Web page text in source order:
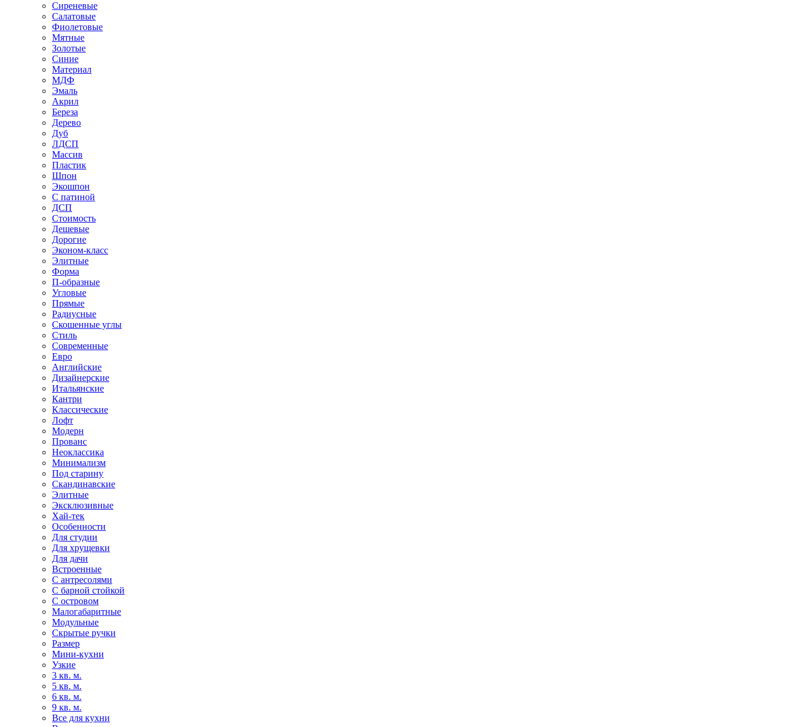
Сиреневые
Салатовые
Фиолетовые
Мятные
Золотые
Синие
Материал
МДФ
Эмаль
Акрил
Береза
Дерево
Дуб
ЛДСП
Массив
Пластик
Шпон
Экошпон
С патиной
ДСП
Стоимость
Дешевые
Дорогие
Эконом-класс
Элитные
Форма
П-образные
Угловые
Прямые
Радиусные
Скошенные углы
Стиль
Современные
Евро
Английские
Дизайнерские
Итальянские
Кантри
Классические
Лофт
Модерн
Прованс
Неоклассика
Минимализм
Под старину
Скандинавские
Элитные
Эксклюзивные
Хай-тек
Особенности
Для студии
Для хрущевки
Для дачи
Встроенные
С антресолями
С барной стойкой
С островом
Малогабаритные
Модульные
Скрытые ручки
Размер
Мини-кухни
Узкие
3 кв. м.
5 кв. м.
6 кв. м.
9 кв. м.
Все для кухни